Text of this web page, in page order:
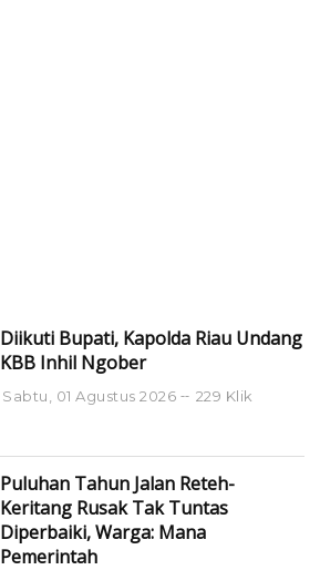
Diikuti Bupati, Kapolda Riau Undang
KBB Inhil Ngober
Sabtu, 01 Agustus 2026 229 Klik
Puluhan Tahun Jalan Reteh-
Keritang Rusak Tak Tuntas
Diperbaiki, Warga: Mana
Pemerintah